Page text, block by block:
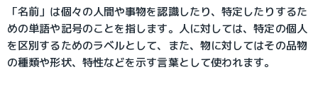
「名前」は個々の人間や事物を認識したり、特定したりするた
めの単語や記号のことを指します。人に対しては、特定の個人
を区別するためのラベルとして、また、物に対してはその品物
の種類や形状、特性などを示す言葉として使われます。